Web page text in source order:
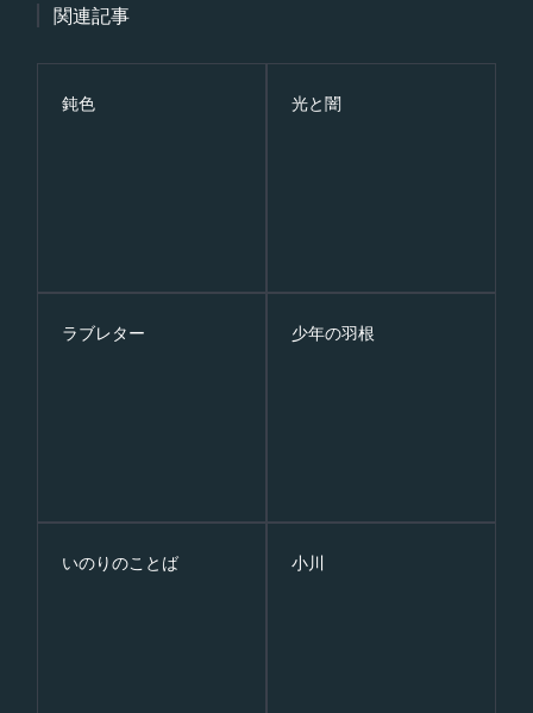
関連記事
鈍色 光と闇
ラブレター 少年の羽根
いのりのことば 小川